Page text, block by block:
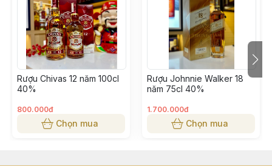
Rượu Chivas 12 năm 100cl
40%
800.000đ
Chọn mua
Rượu Johnnie Walker 18
năm 75cl 40%
1.700.000đ
Chọn mua